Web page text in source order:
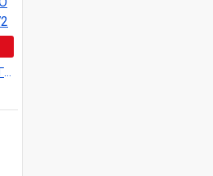
REEBOK CHARGE RUN ΓΥΝΑΙΚΕΙΟ ΑΘΛΗΤΙΚΟ ΠΑΠΟΥΤΣΙ 100262372